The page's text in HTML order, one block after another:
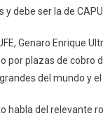
debe ser la de
Genaro Enrique
por plazas de
del mundo y
del relevante